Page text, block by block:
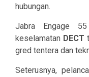
hubungan.
Jabra Engage
keselamatan DECT
gred tentera dan
Seterusnya,